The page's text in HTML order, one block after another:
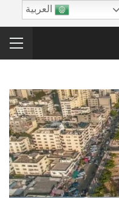
google-site-
العربية